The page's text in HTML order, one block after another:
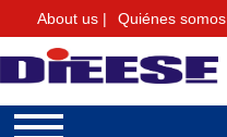
About us | Quiénes somos